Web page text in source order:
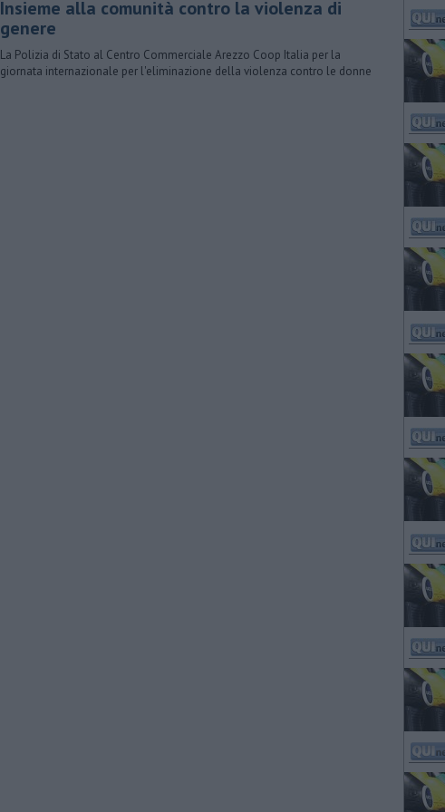
Insieme alla comunità contro la violenza di
genere
​La Polizia di Stato al Centro Commerciale Arezzo Coop Italia per la
giornata internazionale per l'eliminazione della violenza contro le donne